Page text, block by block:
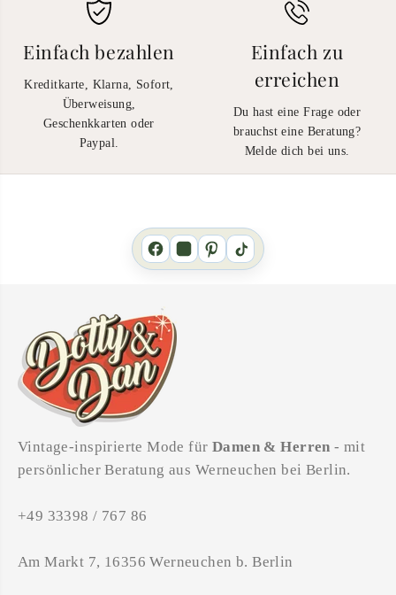
Einfach bezahlen
Kreditkarte, Klarna, Sofort,
Überweisung,
Geschenkkarten oder
Paypal.
Einfach zu
erreichen
Du hast eine Frage oder
brauchst eine Beratung?
Melde dich bei uns.
Vintage-inspirierte Mode für Damen & Herren - mit
persönlicher Beratung aus Werneuchen bei Berlin.
+49 33398 / 767 86
Am Markt 7, 16356 Werneuchen b. Berlin